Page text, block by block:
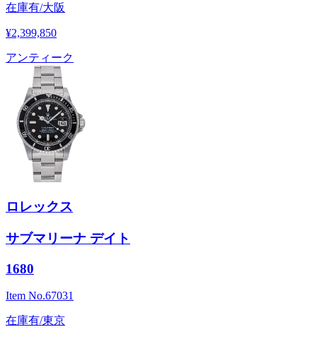
在庫有/大阪
¥2,399,850
アンティーク
ロレックス
サブマリーナ デイト
1680
Item No.67031
在庫有/東京